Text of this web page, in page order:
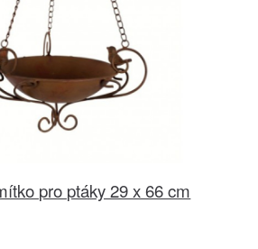
pro ptáky 29 x 66 cm